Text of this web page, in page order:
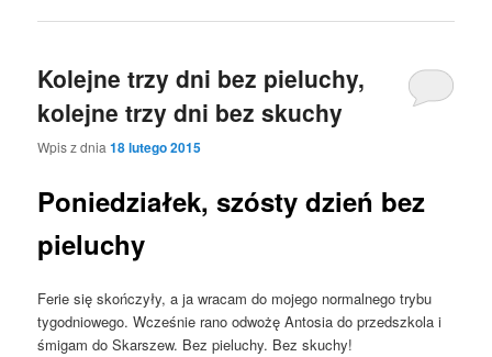
Kolejne trzy dni bez pieluchy,
kolejne trzy dni bez skuchy
Wpis z dnia18 lutego 2015
Poniedziałek, szósty dzień bez
pieluchy
Ferie się skończyły, a ja wracam do mojego normalnego trybu
tygodniowego. Wcześnie rano odwożę Antosia do przedszkola i
śmigam do Skarszew. Bez pieluchy. Bez skuchy!